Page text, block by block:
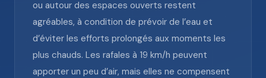
ou autour des espaces ouverts restent
agréables, à condition de prévoir de l’eau et
d’éviter les efforts prolongés aux moments les
plus chauds. Les rafales à 19 km/h peuvent
apporter un peu d’air, mais elles ne compensent